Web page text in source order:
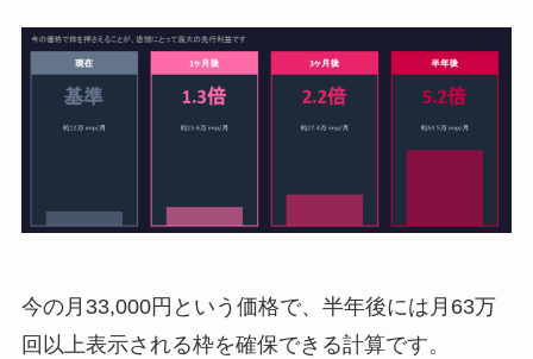
今の月33,000円という価格で、半年後には月63万
回以上表示される枠を確保できる計算です。